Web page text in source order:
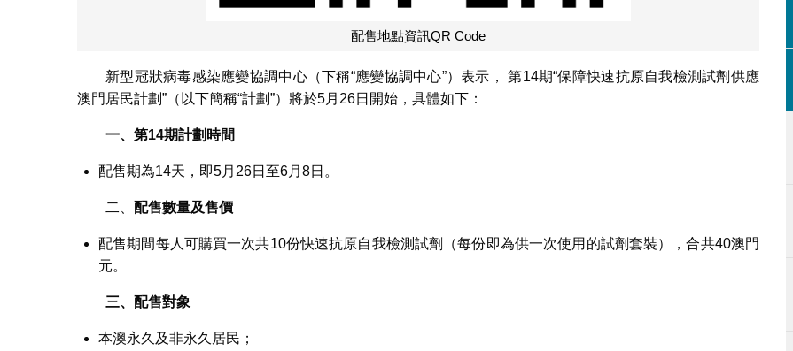
配售地點資訊QR Code
新型冠狀病毒感染應變協調中心（下稱“應變協調中心”）表示， 第14期“保障快速抗原自我檢測試劑供應
澳門居民計劃”（以下簡稱“計劃”）將於5月26日開始，具體如下：
一、第14期計劃時間
配售期為14天，即5月26日至6月8日。
二、 配售數量及售價
配售期間每人可購買一次共10份快速抗原自我檢測試劑（每份即為供一次使用的試劑套裝），合共40澳門
元。
三、配售對象
本澳永久及非永久居民；